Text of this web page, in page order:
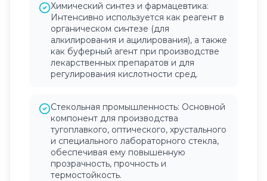
Химический синтез и фармацевтика:
Интенсивно используется как реагент в
органическом синтезе (для
алкилирования и ацилирования), а также
как буферный агент при производстве
лекарственных препаратов и для
регулирования кислотности сред.
Стекольная промышленность: Основной
компонент для производства
тугоплавкого, оптического, хрустального
и специального лабораторного стекла,
обеспечивая ему повышенную
прозрачность, прочность и
термостойкость.